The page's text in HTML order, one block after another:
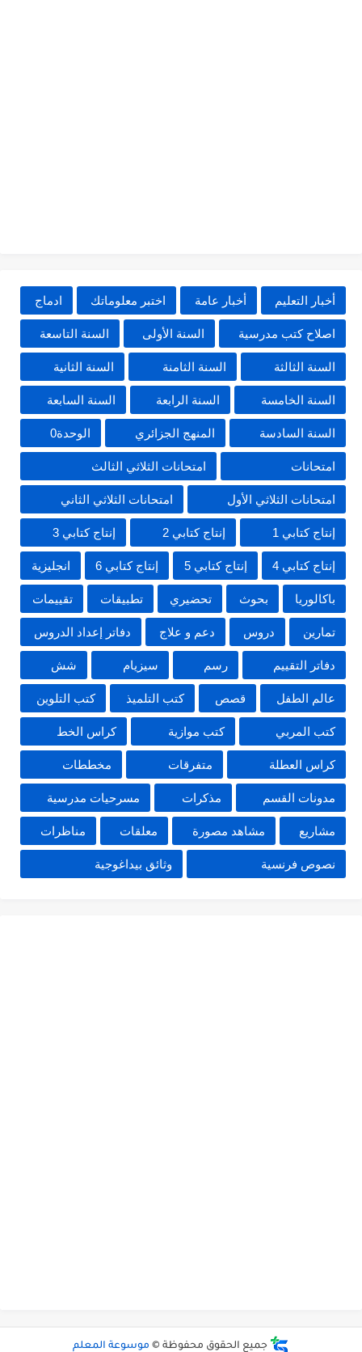
أخبار التعليم أخبار عامة اختبر معلوماتك ادماج
اصلاح كتب مدرسية السنة الأولى السنة التاسعة
السنة الثالثة السنة الثامنة السنة الثانية
السنة الخامسة السنة الرابعة السنة السابعة
السنة السادسة المنهج الجزائري الوحدة0
امتحانات امتحانات الثلاثي الثالث
امتحانات الثلاثي الأول امتحانات الثلاثي الثاني
إنتاج كتابي 1 إنتاج كتابي 2 إنتاج كتابي 3
إنتاج كتابي 4 إنتاج كتابي 5 إنتاج كتابي 6 انجليزية
باكالوريا بحوث تحضيري تطبيقات تقييمات
تمارين دروس دعم و علاج دفاتر إعداد الدروس
دفاتر التقييم رسم سيزيام شش
عالم الطفل قصص كتب التلميذ كتب التلوين
كتب المربي كتب موازية كراس الخط
كراس العطلة متفرقات مخططات
مدونات القسم مذكرات مسرحيات مدرسية
مشاريع مشاهد مصورة معلقات مناظرات
نصوص فرنسية وثائق بيداغوجية
جميع الحقوق محفوظة © موسوعة المعلم